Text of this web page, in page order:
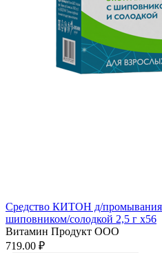
Средство КИТОН д/промывания
шиповником/солодкой 2,5 г x56
Витамин Продукт ООО
719.00 ₽